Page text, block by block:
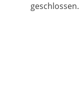
geschlossen.